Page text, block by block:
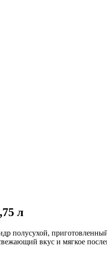
л
полусухой, приготовленный
вкус и мягкое